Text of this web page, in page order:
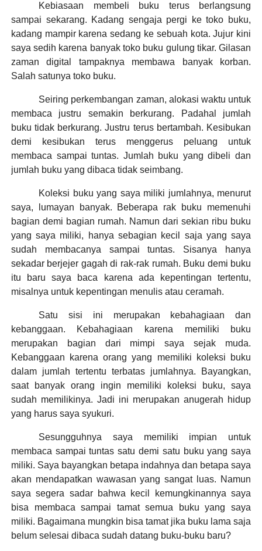
Kebiasaan membeli buku terus berlangsung
sampai sekarang. Kadang sengaja pergi ke toko buku,
kadang mampir karena sedang ke sebuah kota. Jujur kini
saya sedih karena banyak toko buku gulung tikar. Gilasan
zaman digital tampaknya membawa banyak korban.
Salah satunya toko buku.
Seiring perkembangan zaman, alokasi waktu untuk
membaca justru semakin berkurang. Padahal jumlah
buku tidak berkurang. Justru terus bertambah. Kesibukan
demi kesibukan terus menggerus peluang untuk
membaca sampai tuntas. Jumlah buku yang dibeli dan
jumlah buku yang dibaca tidak seimbang.
Koleksi buku yang saya miliki jumlahnya, menurut
saya, lumayan banyak. Beberapa rak buku memenuhi
bagian demi bagian rumah. Namun dari sekian ribu buku
yang saya miliki, hanya sebagian kecil saja yang saya
sudah membacanya sampai tuntas. Sisanya hanya
sekadar berjejer gagah di rak-rak rumah. Buku demi buku
itu baru saya baca karena ada kepentingan tertentu,
misalnya untuk kepentingan menulis atau ceramah.
Satu sisi ini merupakan kebahagiaan dan
kebanggaan. Kebahagiaan karena memiliki buku
merupakan bagian dari mimpi saya sejak muda.
Kebanggaan karena orang yang memiliki koleksi buku
dalam jumlah tertentu terbatas jumlahnya. Bayangkan,
saat banyak orang ingin memiliki koleksi buku, saya
sudah memilikinya. Jadi ini merupakan anugerah hidup
yang harus saya syukuri.
Sesungguhnya saya memiliki impian untuk
membaca sampai tuntas satu demi satu buku yang saya
miliki. Saya bayangkan betapa indahnya dan betapa saya
akan mendapatkan wawasan yang sangat luas. Namun
saya segera sadar bahwa kecil kemungkinannya saya
bisa membaca sampai tamat semua buku yang saya
miliki. Bagaimana mungkin bisa tamat jika buku lama saja
belum selesai dibaca sudah datang buku-buku baru?